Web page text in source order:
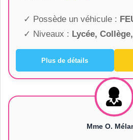
✓ Possède un véhicule :
✓ Niveaux : Lycée,
Plus de détails
Mme O.